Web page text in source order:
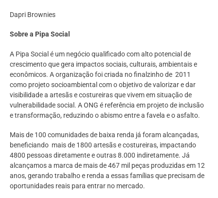
Dapri Brownies
Sobre a Pipa Social
A Pipa Social é um negócio qualificado com alto potencial de
crescimento que gera impactos sociais, culturais, ambientais e
econômicos. A organização foi criada no finalzinho de 2011
como projeto socioambiental com o objetivo de valorizar e dar
visibilidade a artesãs e costureiras que vivem em situação de
vulnerabilidade social. A ONG é referência em projeto de inclusão
e transformação, reduzindo o abismo entre a favela e o asfalto.
Mais de 100 comunidades de baixa renda já foram alcançadas,
beneficiando mais de 1800 artesãs e costureiras, impactando
4800 pessoas diretamente e outras 8.000 indiretamente. Já
alcançamos a marca de mais de 467 mil peças produzidas em 12
anos, gerando trabalho e renda a essas famílias que precisam de
oportunidades reais para entrar no mercado.